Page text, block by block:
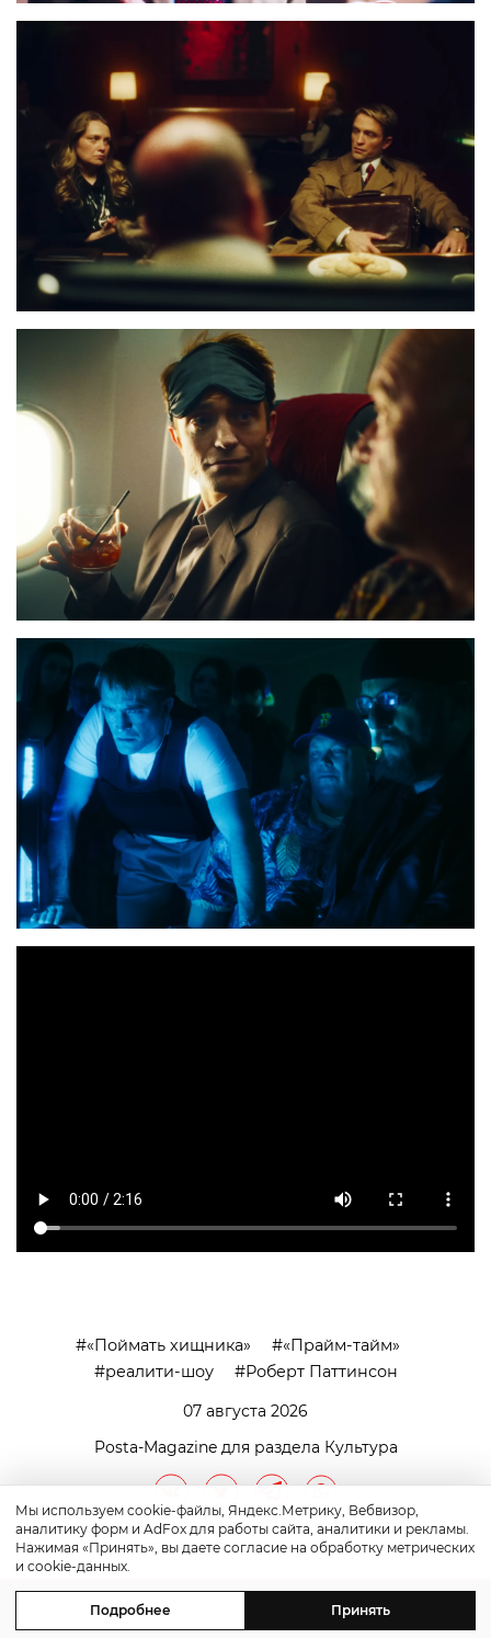
«Поймать хищника»
«Прайм-тайм»
реалити-шоу
Роберт Паттинсон
07 августа 2026
Posta-Magazine для раздела Культура
Мы используем cookie-файлы, Яндекс.Метрику, Вебвизор,
аналитику форм и AdFox для работы сайта, аналитики и рекламы.
Нажимая «Принять», вы даете согласие на обработку метрических
и cookie-данных.
Подробнее Принять